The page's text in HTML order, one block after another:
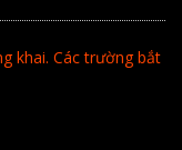
khai. Các trường bắt